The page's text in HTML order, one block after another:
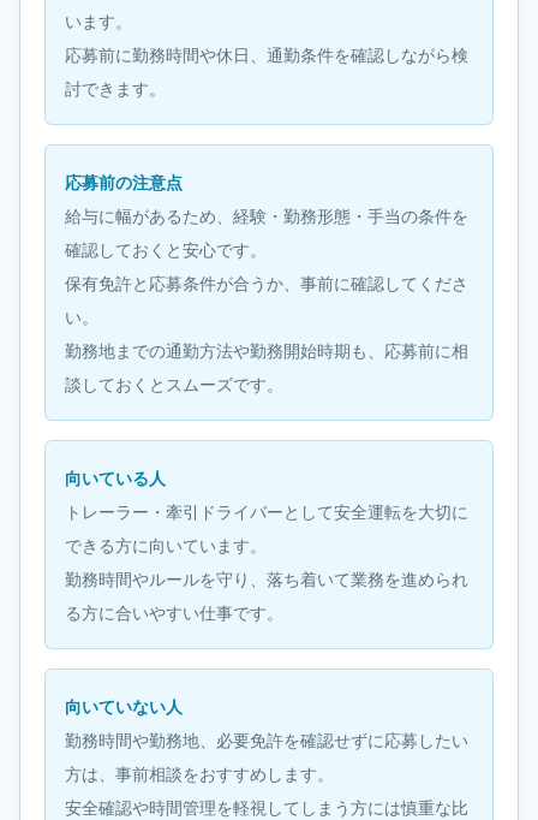
います。
応募前に勤務時間や休日、通勤条件を確認しながら検
討できます。
応募前の注意点
給与に幅があるため、経験・勤務形態・手当の条件を
確認しておくと安心です。
保有免許と応募条件が合うか、事前に確認してくださ
い。
勤務地までの通勤方法や勤務開始時期も、応募前に相
談しておくとスムーズです。
向いている人
トレーラー・牽引ドライバーとして安全運転を大切に
できる方に向いています。
勤務時間やルールを守り、落ち着いて業務を進められ
る方に合いやすい仕事です。
向いていない人
勤務時間や勤務地、必要免許を確認せずに応募したい
方は、事前相談をおすすめします。
安全確認や時間管理を軽視してしまう方には慎重な比